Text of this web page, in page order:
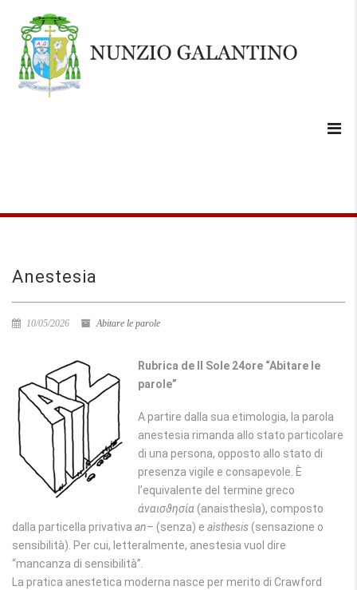
Anestesia
10/05/2026 Abitare le parole
Rubrica de Il Sole 24ore “Abitare le
parole”
A partire dalla sua etimologia, la parola
anestesia rimanda allo stato particolare
di una persona, opposto allo stato di
presenza vigile e consapevole. È
l’equivalente del termine greco
ἀναισϑησία (anaisthesìa), composto
dalla particella privativa an– (senza) e aìsthesis (sensazione o
sensibilità). Per cui, letteralmente, anestesia vuol dire
“mancanza di sensibilità”.
La pratica anestetica moderna nasce per merito di Crawford